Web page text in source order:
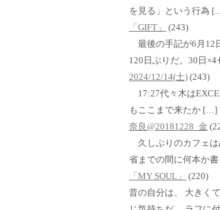
を見る」という行為
「GIFT」
(243)
最後の手記が6月12
120日ぶりだ。30日
2024/12/14(土) (243)
17:27代々木は
もここまで来たか […]
奈良@20181228_金
久しぶりのカフェは
省までの間に何本か
「MY SOUL」
(220)
昔の自分は、 大きく